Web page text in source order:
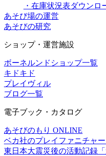
・在庫状況表ダウンロ
あそび場の運営
あそびの研究
ショップ・運営施設
ボーネルンドショップ一覧
キドキド
プレイヴィル
ブログ一覧
電子ブック・カタログ
あそびのもり ONLINE
ベカ社のプレイファニチャ
東日本大震災後の活動記録